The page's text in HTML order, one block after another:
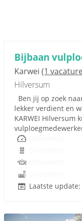
Bijbaan
Karwei (1
Hilversum
Ben jij op zoek
lekker verdient en
KARWEI Hilversum
Laatste